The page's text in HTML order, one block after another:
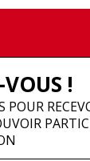
!
POUR